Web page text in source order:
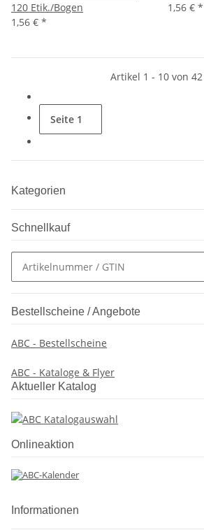
120 Etik./Bogen
1,56 € *
1,56 € *
Artikel 1 - 10 von 42
Seite 1
Kategorien
Schnellkauf
Bestellscheine / Angebote
ABC - Bestellscheine
ABC - Kataloge & Flyer
Aktueller Katalog
Onlineaktion
Informationen